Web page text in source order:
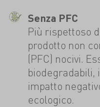
Senza PFC
Più rispettoso
prodotto non
(PFC) nocivi.
biodegradabili,
impatto
ecologico.